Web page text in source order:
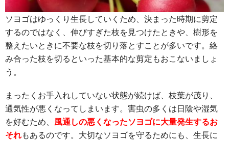
ソヨゴはゆっくり生長していくため、決まった時期に剪定
するのではなく、伸びすぎた枝を見つけたときや、樹形を
整えたいときに不要な枝を切り落とすことが多いです。絡
み合った枝を切るといった基本的な剪定もおこないましょ
う。
まったくお手入れしていない状態が続けば、枝葉が茂り、
通気性が悪くなってしまいます。害虫の多くは日陰や湿気
を好むため、 風通しの悪くなったソヨゴに大量発生するお
それもあるのです。大切なソヨゴを守るためにも、生長に